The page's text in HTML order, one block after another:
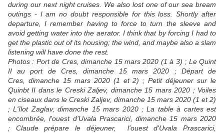
during our next night cruises. We also lost one of our sea bream
outings - I am no doubt responsible for this loss. Shortly after
departure, I remember having to force to turn the sleeve and
avoid getting water into the aerator. I think that by forcing I had to
get the plastic out of its housing; the wind, and maybe also a slam
listening will have done the rest.
Photos : Port de Cres, dimanche 15 mars 2020 (1 à 3) ; Le Quint
II au port de Cres, dimanche 15 mars 2020 ; Départ de
Cres, dimanche 15 mars 2020 (1 et 2) ; Petit déjeuner sur le
Quinbt II dans le Creski Zaljev, dimanche 15 mars 2020 ; Voiles
en ciseaux dans le Creski Zaljev, dimanche 15 mars 2020 (1 et 2)
; L'îlot Zaglav, dimanche 15 mars 2020 ; La table à cartes est
encombrée, l'ouest d'Uvala Prascarici, dimanche 15 mars 2020
; Claude prépare le déjeuner, l'ouest d'Uvala Prascarici,